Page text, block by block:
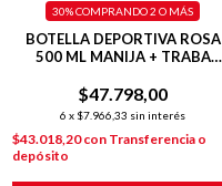
BOTELLA DEPORTIVA ROSA
500 ML MANIJA + TRABA
$47.798,00
6 x $7.966,33 sin interés
30%COMPRANDO 2 O MÁS
$43.018,20con Transferencia o
depósito